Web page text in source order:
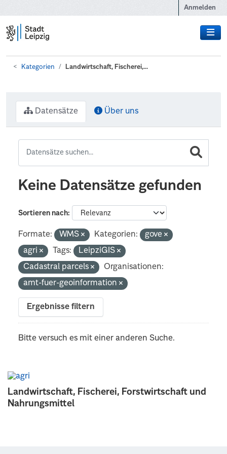
Anmelden
Kategorien Landwirtschaft, Fischerei,...
Landwirtschaft, Fischerei, Forstwirtschaft und
Nahrungsmittel
Datensätze Über uns
Keine Datensätze gefunden
Sortieren nach
Formate: WMS Kategorien:
gove
agri
Tags:
LeipziGIS
Cadastral parcels
Organisationen:
amt-fuer-geoinformation
Ergebnisse filtern
Bitte versuch es mit einer anderen Suche.